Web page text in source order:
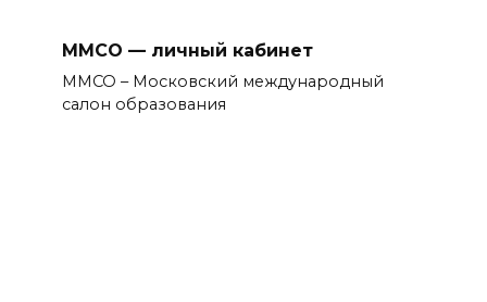
ММСО — личный кабинет
ММСО – Московский международный
салон образования